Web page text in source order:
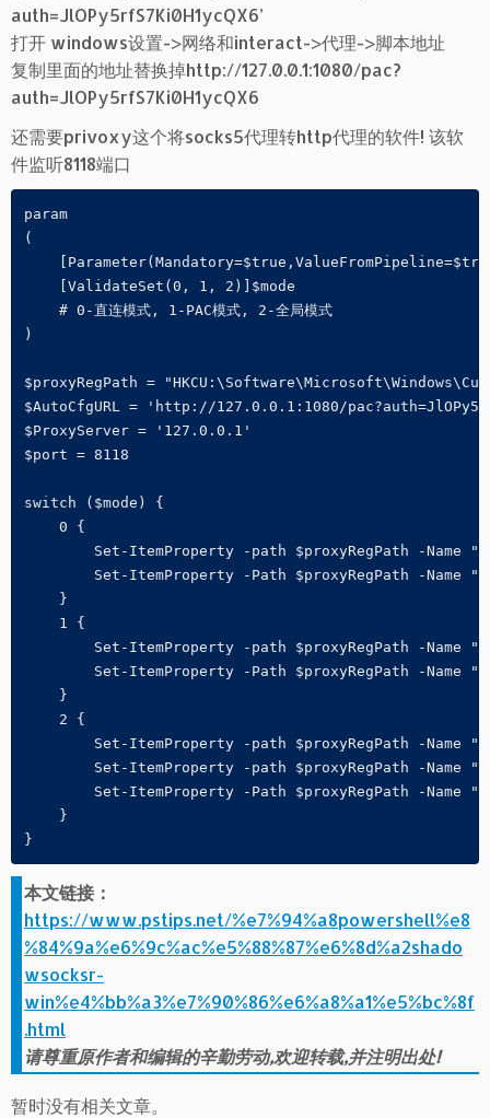
auth=JlOPy5rfS7Ki0H1ycQX6’
打开 windows设置->网络和interact->代理->脚本地址
复制里面的地址替换掉http://127.0.0.1:1080/pac?
auth=JlOPy5rfS7Ki0H1ycQX6
还需要privoxy这个将socks5代理转http代理的软件! 该软
件监听8118端口
param
(
    [ValidateSet(0, 1, 2)]$mode
    # 0-直连模式, 1-PAC模式, 2-全局模式
)
$proxyRegPath =
$AutoCfgURL = 'http://127.0.0.1:1080/
$ProxyServer = '127.0.0.1'
$port = 8118
switch ($mode) {
    0 {
Set-ItemProperty -path $proxyRegPath -Name
Set-ItemProperty -Path $proxyRegPath -Name
    }
    1 {
Set-ItemProperty -path $proxyRegPath -Name
Set-ItemProperty -Path $proxyRegPath -Name
    }
    2 {
Set-ItemProperty -path $proxyRegPath -Name
Set-ItemProperty -path $proxyRegPath -Name
Set-ItemProperty -Path $proxyRegPath -Name
    }
本文链接：
https://www.pstips.net/%e7%94%a8powershell%e8
%84%9a%e6%9c%ac%e5%88%87%e6%8d%a2shado
wsocksr-
win%e4%bb%a3%e7%90%86%e6%a8%a1%e5%bc%8f
.html
请尊重原作者和编辑的辛勤劳动,欢迎转载,并注明出处!
暂时没有相关文章。